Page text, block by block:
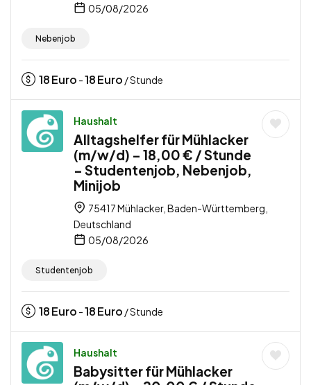
05/08/2026
Nebenjob
18Euro -18Euro / Stunde
Haushalt
Alltagshelfer für Mühlacker
(m/w/d) – 18,00 € / Stunde
– Studentenjob, Nebenjob,
Minijob
75417 Mühlacker, Baden-Württemberg,
Deutschland
05/08/2026
Studentenjob
18Euro -18Euro / Stunde
Haushalt
Babysitter für Mühlacker